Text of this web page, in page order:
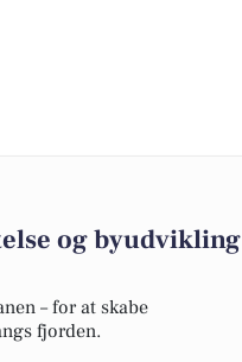
og byudvikling
– for at skabe
fjorden.